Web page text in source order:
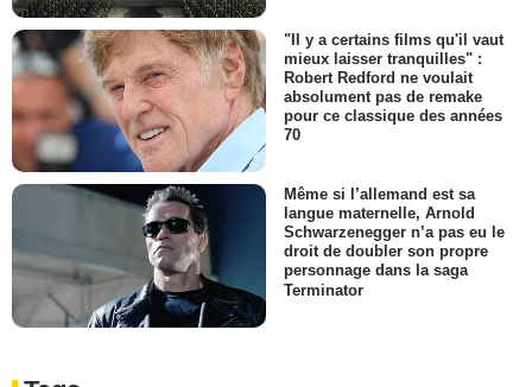
"Il y a certains films qu'il vaut
mieux laisser tranquilles" :
Robert Redford ne voulait
absolument pas de remake
pour ce classique des années
70
Même si l’allemand est sa
langue maternelle, Arnold
Schwarzenegger n’a pas eu le
droit de doubler son propre
personnage dans la saga
Terminator